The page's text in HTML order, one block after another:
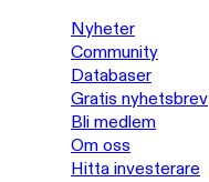
Nyheter
Community
Databaser
Gratis nyhetsbrev
Bli medlem
Om oss
Hitta investerare